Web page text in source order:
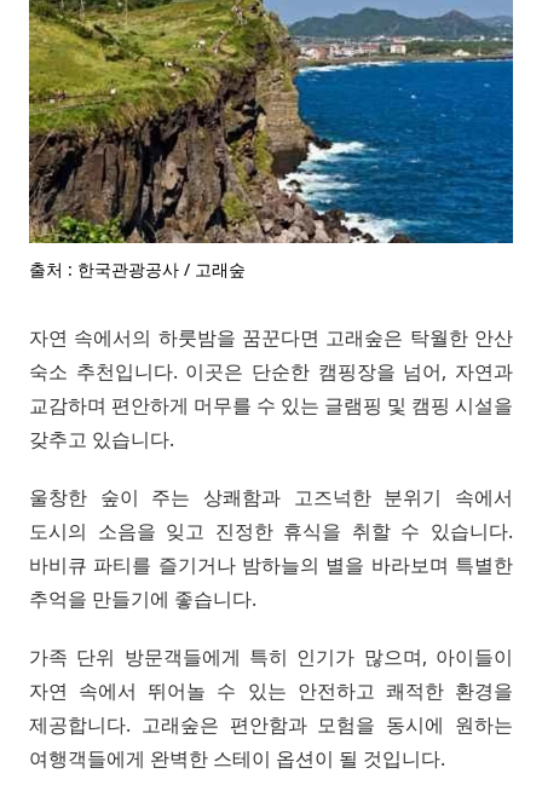
출처 : 한국관광공사 / 고래숲
자연 속에서의 하룻밤을 꿈꾼다면 고래숲은 탁월한 안산
숙소 추천입니다. 이곳은 단순한 캠핑장을 넘어, 자연과
교감하며 편안하게 머무를 수 있는 글램핑 및 캠핑 시설을
갖추고 있습니다.
울창한 숲이 주는 상쾌함과 고즈넉한 분위기 속에서
도시의 소음을 잊고 진정한 휴식을 취할 수 있습니다.
바비큐 파티를 즐기거나 밤하늘의 별을 바라보며 특별한
추억을 만들기에 좋습니다.
가족 단위 방문객들에게 특히 인기가 많으며, 아이들이
자연 속에서 뛰어놀 수 있는 안전하고 쾌적한 환경을
제공합니다. 고래숲은 편안함과 모험을 동시에 원하는
여행객들에게 완벽한 스테이 옵션이 될 것입니다.